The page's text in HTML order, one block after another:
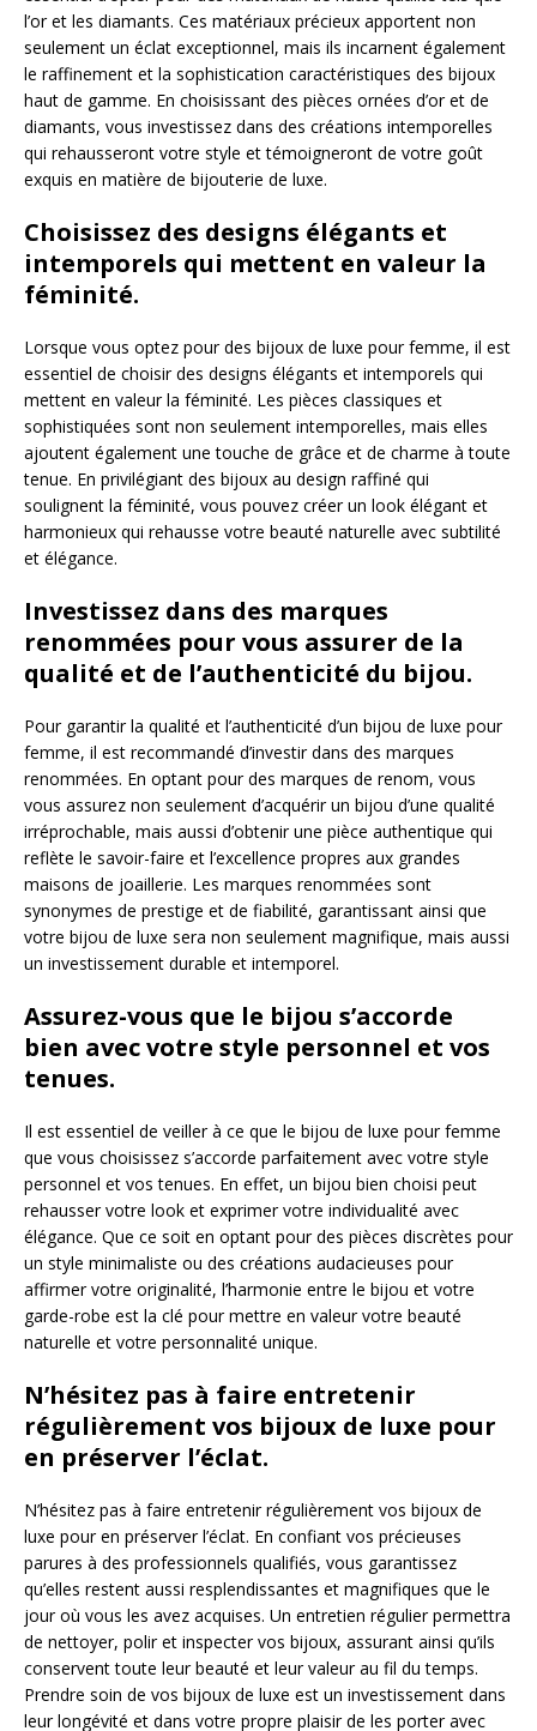
l’or et les diamants. Ces matériaux précieux apportent non
seulement un éclat exceptionnel, mais ils incarnent également
le raffinement et la sophistication caractéristiques des bijoux
haut de gamme. En choisissant des pièces ornées d’or et de
diamants, vous investissez dans des créations intemporelles
qui rehausseront votre style et témoigneront de votre goût
exquis en matière de bijouterie de luxe.
Choisissez des designs élégants et
intemporels qui mettent en valeur la
féminité.
Lorsque vous optez pour des bijoux de luxe pour femme, il est
essentiel de choisir des designs élégants et intemporels qui
mettent en valeur la féminité. Les pièces classiques et
sophistiquées sont non seulement intemporelles, mais elles
ajoutent également une touche de grâce et de charme à toute
tenue. En privilégiant des bijoux au design raffiné qui
soulignent la féminité, vous pouvez créer un look élégant et
harmonieux qui rehausse votre beauté naturelle avec subtilité
et élégance.
Investissez dans des marques
renommées pour vous assurer de la
qualité et de l’authenticité du bijou.
Pour garantir la qualité et l’authenticité d’un bijou de luxe pour
femme, il est recommandé d’investir dans des marques
renommées. En optant pour des marques de renom, vous
vous assurez non seulement d’acquérir un bijou d’une qualité
irréprochable, mais aussi d’obtenir une pièce authentique qui
reflète le savoir-faire et l’excellence propres aux grandes
maisons de joaillerie. Les marques renommées sont
synonymes de prestige et de fiabilité, garantissant ainsi que
votre bijou de luxe sera non seulement magnifique, mais aussi
un investissement durable et intemporel.
Assurez-vous que le bijou s’accorde
bien avec votre style personnel et vos
tenues.
Il est essentiel de veiller à ce que le bijou de luxe pour femme
que vous choisissez s’accorde parfaitement avec votre style
personnel et vos tenues. En effet, un bijou bien choisi peut
rehausser votre look et exprimer votre individualité avec
élégance. Que ce soit en optant pour des pièces discrètes pour
un style minimaliste ou des créations audacieuses pour
affirmer votre originalité, l’harmonie entre le bijou et votre
garde-robe est la clé pour mettre en valeur votre beauté
naturelle et votre personnalité unique.
N’hésitez pas à faire entretenir
régulièrement vos bijoux de luxe pour
en préserver l’éclat.
N’hésitez pas à faire entretenir régulièrement vos bijoux de
luxe pour en préserver l’éclat. En confiant vos précieuses
parures à des professionnels qualifiés, vous garantissez
qu’elles restent aussi resplendissantes et magnifiques que le
jour où vous les avez acquises. Un entretien régulier permettra
de nettoyer, polir et inspecter vos bijoux, assurant ainsi qu’ils
conservent toute leur beauté et leur valeur au fil du temps.
Prendre soin de vos bijoux de luxe est un investissement dans
leur longévité et dans votre propre plaisir de les porter avec